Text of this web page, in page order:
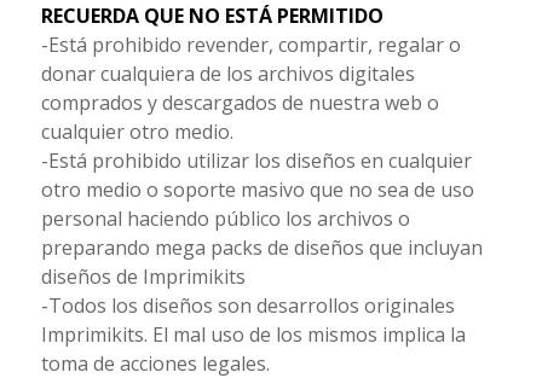
RECUERDA QUE NO ESTÁ PERMITIDO
-Está prohibido revender, compartir, regalar o
donar cualquiera de los archivos digitales
comprados y descargados de nuestra web o
cualquier otro medio.
-Está prohibido utilizar los diseños en cualquier
otro medio o soporte masivo que no sea de uso
personal haciendo público los archivos o
preparando mega packs de diseños que incluyan
diseños de Imprimikits
-Todos los diseños son desarrollos originales
Imprimikits. El mal uso de los mismos implica la
toma de acciones legales.